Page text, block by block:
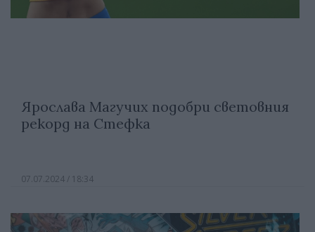
Ярослава Магучих подобри световния
рекорд на Стефка
07.07.2024 / 18:34